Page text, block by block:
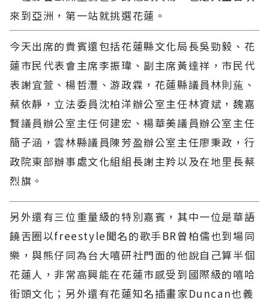
來到亞洲，第一站就挑選花蓮。
今天出席的貴賓還包括花蓮縣文化局長吳勁毅、花
蓮市民代表會主席李振瑋、副主席黃達祥，市民代
表謝宜萱、楊哲灃、游政霖，花蓮縣議員林則葹、
蔡依靜，立法委員沈柏洋辦公室主任林資斌，魏嘉
賢議員辦公室主任何建宏、楊華美議員辦公室主任
簡子涵，雲林縣議員陳芳盈辦公室主任廖秉政，行
政院東部辦事處文化組組長謝主羚以及在地里長蔡
烈旗。
另外還有三位重量級的特別嘉賓，其中一位是華語
饒舌圈以freestyle聞名的歌手BR曾柏儒也到場同
樂，與熊仔同為台大嘻研社門面的他說自己算半個
花蓮人，非常高興能在花蓮市感受到國際級的嘻哈
街頭文化；另外還有花蓮知名插畫家Duncan也義